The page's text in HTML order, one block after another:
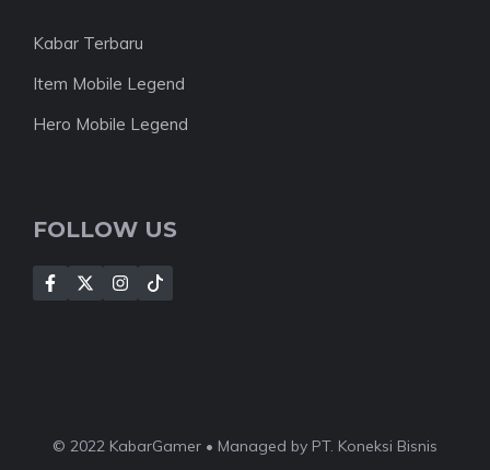
Kabar Terbaru
Item Mobile Legend
Hero Mobile Legend
FOLLOW US
© 2022 KabarGamer • Managed by PT. Koneksi Bisnis